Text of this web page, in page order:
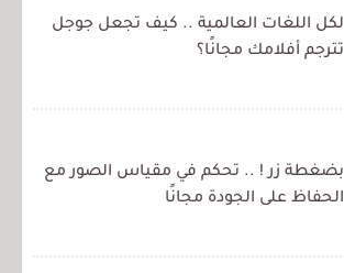
لكل اللغات العالمية .. كيف تجعل جوجل
تترجم أفلامك مجانًا؟
بضغطة زر ! .. تحكم في مقياس الصور مع
الحفاظ على الجودة مجانًا